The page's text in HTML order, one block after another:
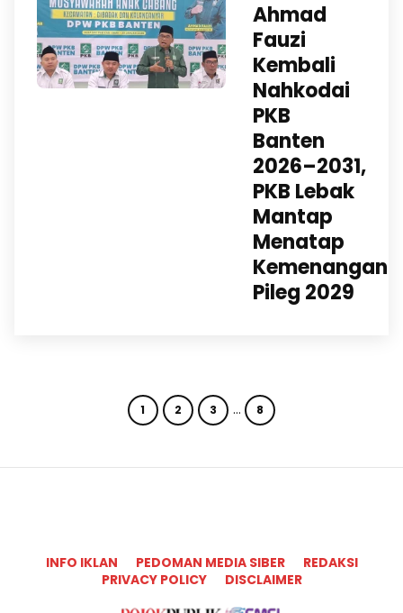
Ahmad
Fauzi
Kembali
Nahkodai
PKB
Banten
2026–2031,
PKB Lebak
Mantap
Menatap
Kemenangan
Pileg 2029
1 2 3 … 8
INFO IKLAN PEDOMAN MEDIA SIBER
REDAKSI
PRIVACY POLICY
DISCLAIMER